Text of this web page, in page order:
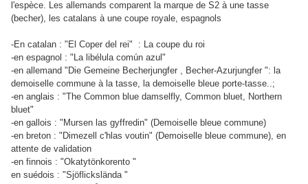
l'espèce. Les allemands comparent la marque de S2 à une tasse
(becher), les catalans à une coupe royale, espagnols
-En catalan : "El Coper del rei" : La coupe du roi
-en espagnol : "La libélula común azul"
-en allemand "Die Gemeine Becherjungfer , Becher-Azurjungfer ": la
demoiselle commune à la tasse, la demoiselle bleue porte-tasse..;
-en anglais : "The Common blue damselfly, Common bluet, Northern
bluet"
-en gallois : "Mursen las gyffredin" (Demoiselle bleue commune)
-en breton : "Dimezell c'hlas voutin" (Demoiselle bleue commune), en
attente de validation
-en finnois : "Okatytönkorento "
en suédois : "Sjöflickslända "